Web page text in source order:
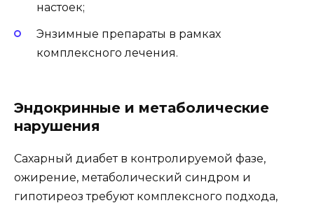
настоек;
Энзимные препараты в рамках
комплексного лечения.
Эндокринные и метаболические
нарушения
Сахарный диабет в контролируемой фазе,
ожирение, метаболический синдром и
гипотиреоз требуют комплексного подхода,